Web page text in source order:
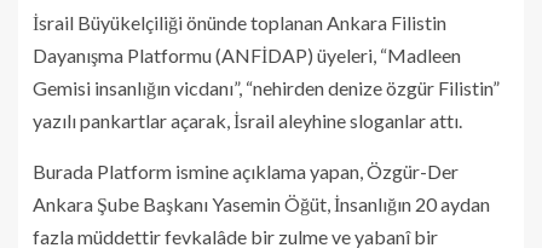
İsrail Büyükelçiliği önünde toplanan Ankara Filistin
Dayanışma Platformu (ANFİDAP) üyeleri, “Madleen
Gemisi insanlığın vicdanı”, “nehirden denize özgür Filistin”
yazılı pankartlar açarak, İsrail aleyhine sloganlar attı.
Burada Platform ismine açıklama yapan, Özgür-Der
Ankara Şube Başkanı Yasemin Öğüt, İnsanlığın 20 aydan
fazla müddettir fevkalâde bir zulme ve yabanî bir